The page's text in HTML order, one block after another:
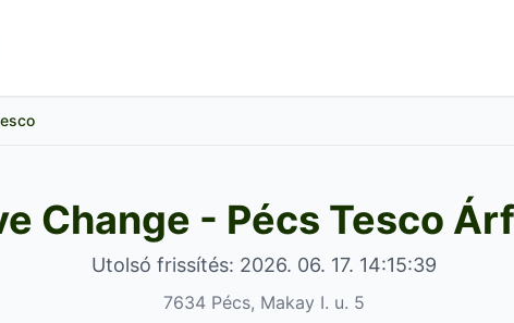
Change - Pécs Tesco
Utolsó frissítés: 2026. 06. 17. 14:15:39
7634 Pécs, Makay I. u. 5